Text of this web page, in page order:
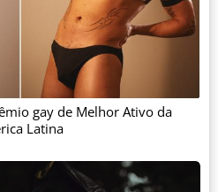
gay de Melhor Ativo da
Latina